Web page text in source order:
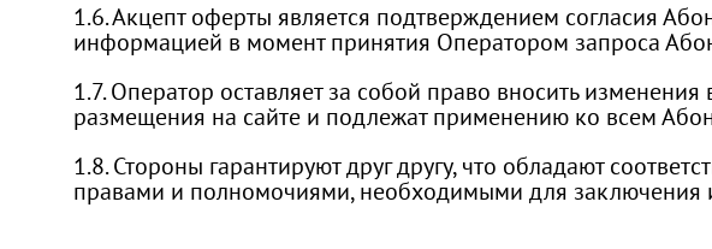
1.6. Акцепт оферты является подтверждением согласия
информацией в момент принятия Оператором запроса
1.7. Оператор оставляет за собой право вносить
размещения на сайте и подлежат применению ко всем
1.8. Стороны гарантируют друг другу, что обладают
правами и полномочиями, необходимыми для заключения